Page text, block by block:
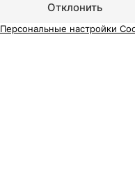
Отклонить
Персональные настройки